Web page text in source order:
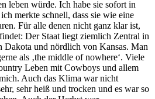
leben würde. Ich habe sie sofort in
merkte schnell, dass sie wie eine
Für alle denen nicht ganz klar ist,
Der Staat liegt ziemlich Zentral in
und nördlich von Kansas. Man
als ‚the middle of nowhere‘. Viele
Leben mit Cowboys und allem
Auch das Klima war nicht
sehr heiß und trocken und es war so